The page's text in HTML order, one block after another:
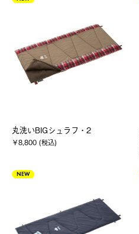
丸洗いBIGシュラフ・2
￥8,800 (税込)
NEW